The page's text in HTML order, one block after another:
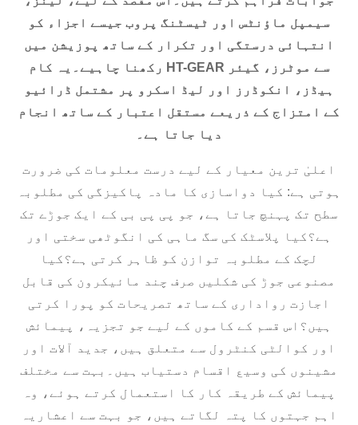
سیمپل ماؤنٹس اور ٹیسٹنگ پروب جیسے اجزاء کو
انتہائی درستگی اور تکرار کے ساتھ پوزیشن میں
رکھنا چاہیے۔یہ کام HT-GEAR سے موٹرز، گیئر
ہیڈز، انکوڈرز اور لیڈ اسکرو پر مشتمل ڈرائیو
کے امتزاج کے ذریعے مستقل اعتبار کے ساتھ انجام
دیا جاتا ہے۔
اعلیٰ ترین معیار کے لیے درست معلومات کی ضرورت
ہوتی ہے: کیا دواسازی کا مادہ پاکیزگی کی مطلوبہ
سطح تک پہنچ جاتا ہے، جو پی پی بی کے ایک جوڑے تک
ہے؟کیا پلاسٹک کی سگ ماہی کی انگوٹھی سختی اور
لچک کے مطلوبہ توازن کو ظاہر کرتی ہے؟کیا
مصنوعی جوڑ کی شکلیں صرف چند مائیکرون کی قابل
اجازت رواداری کے ساتھ تصریحات کو پورا کرتی
ہیں؟اس قسم کے کاموں کے لیے جو تجزیہ، پیمائش
اور کوالٹی کنٹرول سے متعلق ہیں، جدید آلات اور
مشینوں کی وسیع اقسام دستیاب ہیں۔بہت سے مختلف
پیمائش کے طریقہ کار کا استعمال کرتے ہوئے، وہ
اہم جہتوں کا پتہ لگاتے ہیں، جو بہت سے اعشاریہ